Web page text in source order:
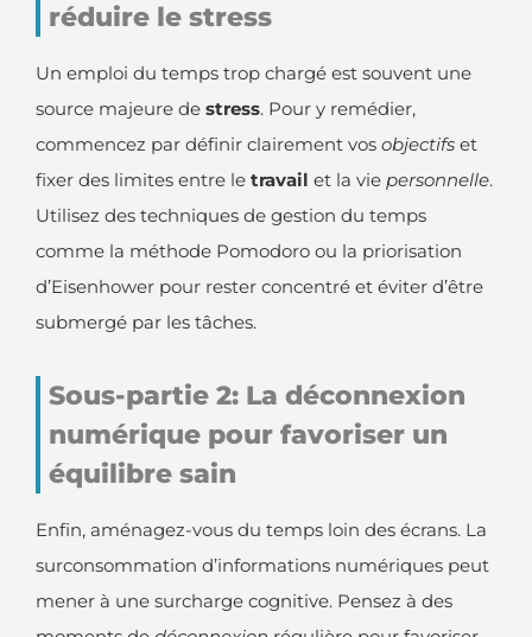
réduire le stress
Un emploi du temps trop chargé est souvent une
source majeure de stress. Pour y remédier,
commencez par définir clairement vos objectifs et
fixer des limites entre le travail et la vie personnelle.
Utilisez des techniques de gestion du temps
comme la méthode Pomodoro ou la priorisation
d’Eisenhower pour rester concentré et éviter d’être
submergé par les tâches.
Sous-partie 2: La déconnexion
numérique pour favoriser un
équilibre sain
Enfin, aménagez-vous du temps loin des écrans. La
surconsommation d’informations numériques peut
mener à une surcharge cognitive. Pensez à des